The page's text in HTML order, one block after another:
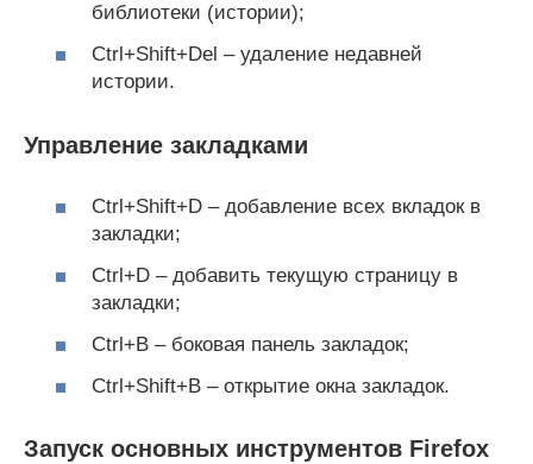
библиотеки (истории);
Ctrl+Shift+Del – удаление недавней
истории.
Управление закладками
Ctrl+Shift+D – добавление всех вкладок в
закладки;
Ctrl+D – добавить текущую страницу в
закладки;
Ctrl+B – боковая панель закладок;
Ctrl+Shift+B – открытие окна закладок.
Запуск основных инструментов Firefox